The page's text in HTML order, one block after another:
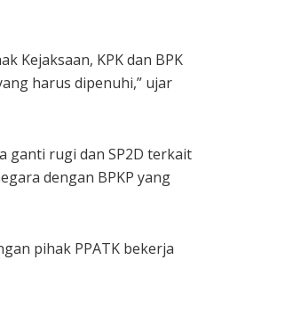
Kejaksaan, KPK dan BPK
harus dipenuhi,” ujar
ganti rugi dan SP2D terkait
dengan BPKP yang
pihak PPATK bekerja